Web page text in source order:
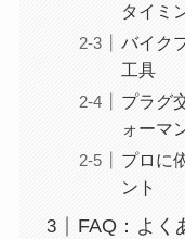
タイミ
バイク
工具
プラグ
ォーマ
プロに
ント
FAQ：よく